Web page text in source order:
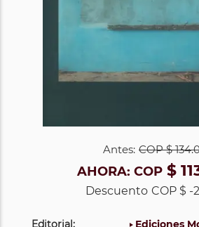
Antes: COP$
AHORA: COP$
Descuento COP $ -
Editorial:
Ediciones